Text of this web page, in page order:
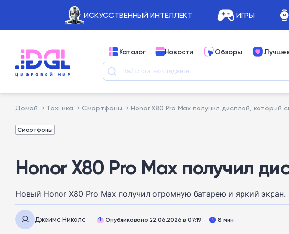
ИСКУССТВЕННЫЙ ИНТЕЛЛЕКТ ИГРЫ
Каталог Новости Обзоры
Домой Техника Смартфоны Honor X80 Pro Max получил дисплей, который
Смартфоны
Honor X80 Pro Max получил
Новый Honor X80 Pro Max получил огромную батарею и яркий
Джеймс Николс Опубликовано 22.06.2026 в 07:19 8 мин